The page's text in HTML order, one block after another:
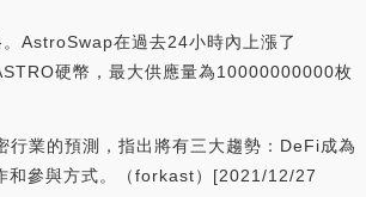
AstroSwap在過去24小時內上漲了
硬幣，最大供應量為10000000000枚
業的預測，指出將有三大趨勢：DeFi成為
和參與方式。（forkast）[2021/12/27